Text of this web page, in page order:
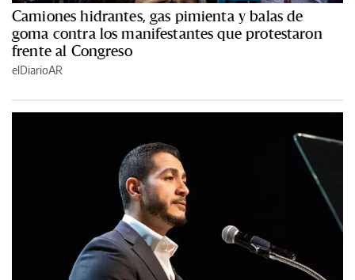
Camiones hidrantes, gas pimienta y balas de
goma contra los manifestantes que protestaron
frente al Congreso
elDiarioAR